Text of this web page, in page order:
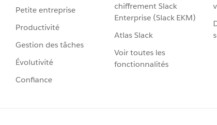
Petite entreprise
Productivité
Gestion des tâches
Évolutivité
Confiance
chiffrement Slack
Enterprise (Slack EKM)
Atlas Slack
Voir toutes les
fonctionnalités